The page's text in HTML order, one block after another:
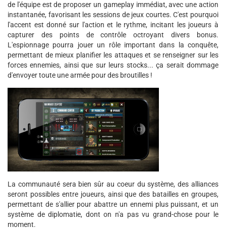
de l'équipe est de proposer un gameplay immédiat, avec une action
instantanée, favorisant les sessions de jeux courtes. C'est pourquoi
l'accent est donné sur l'action et le rythme, incitant les joueurs à
capturer des points de contrôle octroyant divers bonus.
L'espionnage pourra jouer un rôle important dans la conquête,
permettant de mieux planifier les attaques et se renseigner sur les
forces ennemies, ainsi que sur leurs stocks... ça serait dommage
d'envoyer toute une armée pour des broutilles !
La communauté sera bien sûr au coeur du système, des alliances
seront possibles entre joueurs, ainsi que des batailles en groupes,
permettant de s'allier pour abattre un ennemi plus puissant, et un
système de diplomatie, dont on n'a pas vu grand-chose pour le
moment.